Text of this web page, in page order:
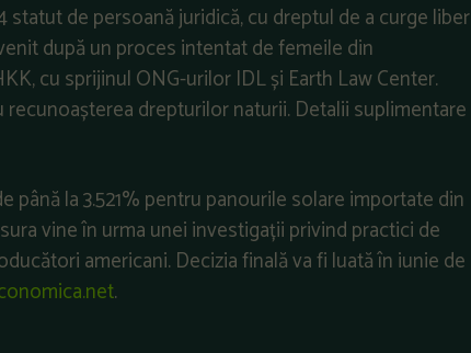
statut de persoană juridică, cu dreptul de a curge liber
după un proces intentat de femeile din
cu sprijinul ONG-urilor IDL și Earth Law Center.
drepturilor naturii. Detalii suplimentare
până la 3.521% pentru panourile solare importate din
vine în urma unei investigații privind practici de
americani. Decizia finală va fi luată în iunie de
.